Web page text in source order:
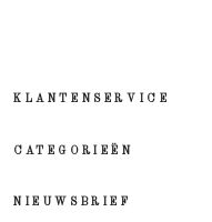
KLANTENSERVICE
CATEGORIEËN
NIEUWSBRIEF